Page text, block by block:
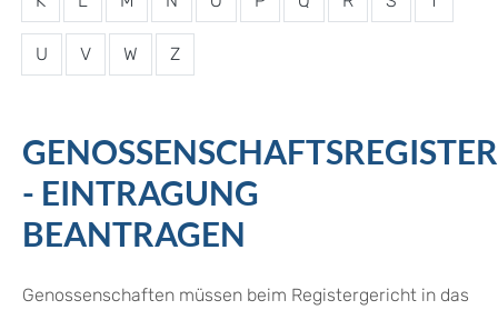
U V W Z
GENOSSENSCHAFTSREGISTER
- EINTRAGUNG
BEANTRAGEN
Genossenschaften müssen beim Registergericht in das